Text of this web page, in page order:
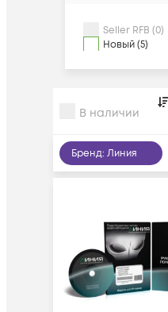
Seller RFB (0)
Новый (5)
В наличии
Бренд: Линия